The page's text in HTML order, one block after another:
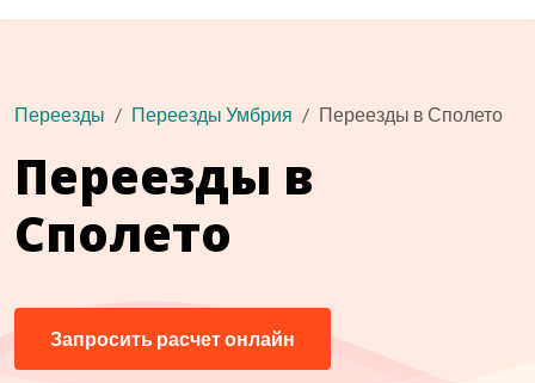
Переезды Переезды Умбрия Переезды в Сполето
Переезды в
Сполето
Запросить расчет онлайн